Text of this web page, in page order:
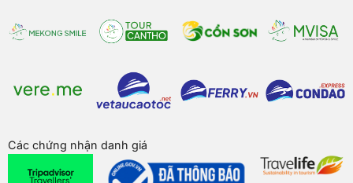
Các chứng nhận danh giá